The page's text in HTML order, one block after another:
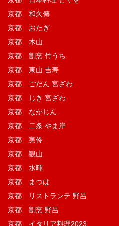
京都 和久傳
京都 おたぎ
京都 木山
京都 割烹 竹うち
京都 東山 吉寿
京都 ごだん 宮ざわ
京都 じき 宮ざわ
京都 なかじん
京都 二条 やま岸
京都 実伶
京都 観山
京都 水暉
京都 まつは
京都 リストランテ 野呂
京都 割烹 野呂
京都 イタリア料理2023